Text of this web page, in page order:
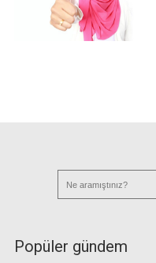
Popüler gündem